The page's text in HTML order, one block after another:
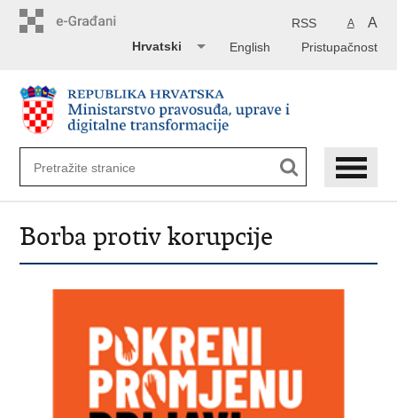
A A
RSS
Pristupačnost
English
Hrvatski
Borba protiv korupcije